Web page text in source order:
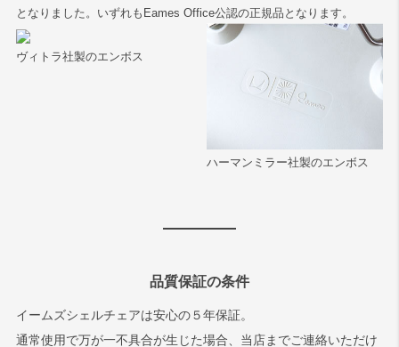
となりました。いずれもEames Office公認の正規品となります。
ヴィトラ社製のエンボス
ハーマンミラー社製のエンボス
品質保証の条件
イームズシェルチェアは安心の５年保証。
通常使用で万が一不具合が生じた場合、当店までご連絡いただけ